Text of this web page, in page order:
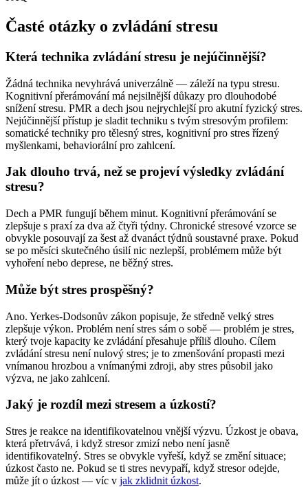
Časté otázky o zvládání stresu
Která technika zvládání stresu je nejúčinnější?
Žádná technika nevyhrává univerzálně — záleží na typu stresu.
Kognitivní přerámování má nejsilnější důkazy pro dlouhodobé
snížení stresu. PMR a dech jsou nejrychlejší pro akutní fyzický stres.
Nejúčinnější přístup je sladit techniku s tvým stresovým profilem:
somatické techniky pro tělesný stres, kognitivní pro stres řízený
myšlenkami, behaviorální pro zahlcení.
Jak dlouho trvá, než se projeví výsledky zvládání
stresu?
Dech a PMR fungují během minut. Kognitivní přerámování se
zlepšuje s praxí za dva až čtyři týdny. Chronické stresové vzorce se
obvykle posouvají za šest až dvanáct týdnů soustavné praxe. Pokud
se po měsíci skutečného úsilí nic nezlepší, problémem může být
vyhoření nebo deprese, ne běžný stres.
Může být stres prospěšný?
Ano. Yerkes-Dodsonův zákon popisuje, že středně velký stres
zlepšuje výkon. Problém není stres sám o sobě — problém je stres,
který tvoje kapacity ke zvládání přesahuje příliš dlouho. Cílem
zvládání stresu není nulový stres; je to zmenšování propasti mezi
vnímanou hrozbou a vnímanými zdroji, aby stres působil jako
výzva, ne jako zahlcení.
Jaký je rozdíl mezi stresem a úzkostí?
Stres je reakce na identifikovatelnou vnější výzvu. Úzkost je obava,
která přetrvává, i když stresor zmizí nebo není jasně
identifikovatelný. Stres se obvykle vyřeší, když se změní situace;
úzkost často ne. Pokud se ti stres nevypaří, když stresor odejde,
může jít o úzkost — víc v jak zklidnit úzkost.